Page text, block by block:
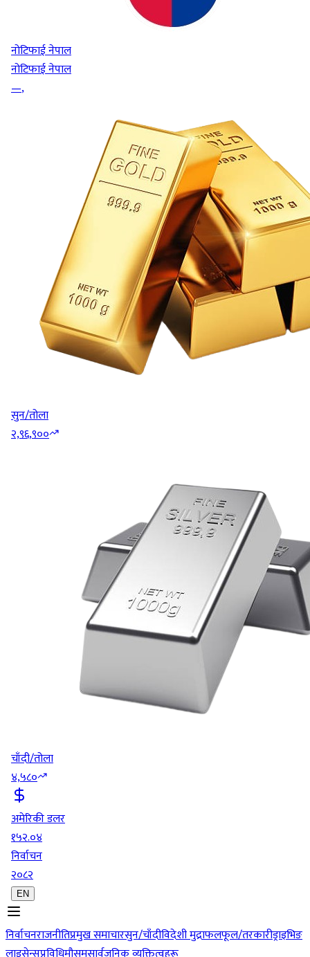
नोटिफाई नेपाल
नोटिफाई नेपाल
—,
सुन/तोला
२,९६,९००
चाँदी/तोला
४,५८०
अमेरिकी डलर
१५२.०४
निर्वाचन
२०८२
EN
निर्वाचनराजनीतिप्रमुख समाचारसुन/चाँदीविदेशी मुद्राफलफूल/तरकारीड्राइभिङ